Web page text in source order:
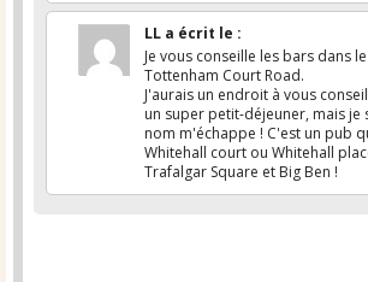
LL a écrit le :
Je vous conseille les bars dans
Tottenham Court Road.
J'aurais un endroit à vous
un super petit-déjeuner, mais je
nom m'échappe ! C'est un pub
Whitehall court ou Whitehall
Trafalgar Square et Big Ben !